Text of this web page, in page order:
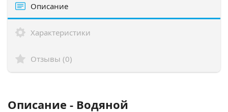
Описание
Характеристики
Отзывы (0)
Описание - Водяной